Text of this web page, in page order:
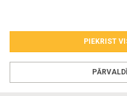
Piekrītu personasdatu
PIEKRIST